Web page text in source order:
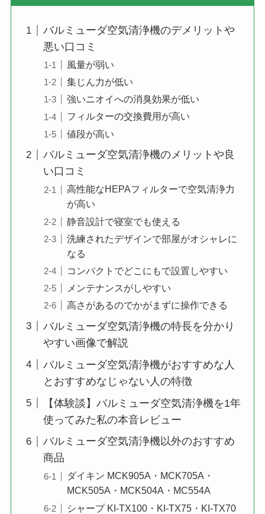
バルミューダ空気清浄機のデメリットや
悪い口コミ
風量が弱い
集じん力が低い
強いニオイへの消臭効果が低い
フィルターの交換費用が高い
値段が高い
バルミューダ空気清浄機のメリットや良
い口コミ
高性能なHEPAフィルターで空気清浄力
が高い
静音設計で寝室でも使える
洗練されたデザインで部屋がオシャレに
なる
コンパクトでどこにもで設置しやすい
メンテナンスがしやすい
高さがあるのでかがまずに操作できる
バルミューダ空気清浄機の特長を分かり
やすい画像で解説
バルミューダ空気清浄機がおすすめな人
とおすすめなじゃない人の特徴
【体験談】バルミューダ空気清浄機を1年
使ってみた私の本音レビュー
バルミューダ空気清浄機以外のおすすめ
商品
ダイキン MCK905A・MCK705A・
MCK505A・MCK504A・MC554A
シャープ KI-TX100・KI-TX75・KI-TX70